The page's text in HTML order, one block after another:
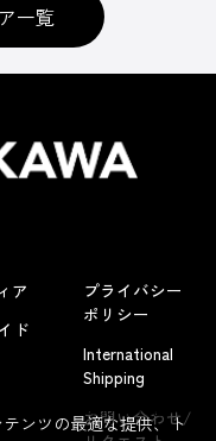
よくあるお問い合わせ
一覧
ア
ド
プライバシー
ポリシー
International
Shipping
お問い合わせ/
ンツの最適な提供、ト